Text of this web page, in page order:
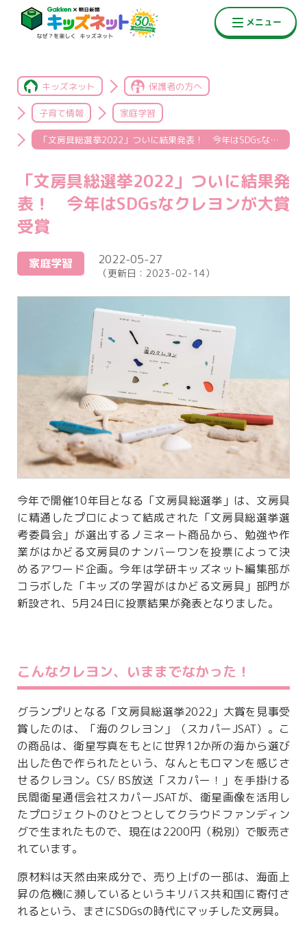
キッズネット 保護者の方へ
子育て情報 家庭学習
「文房具総選挙2022」ついに結果発表！ 今年はSDGsなクレヨンが大賞受賞
「文房具総選挙2022」ついに結果発
表！ 今年はSDGsなクレヨンが大賞
受賞
家庭学習 2022-05-27
（更新日： 2023-02-14）
今年で開催10年目となる「文房具総選挙」は、文房具
に精通したプロによって結成された「文房具総選挙選
考委員会」が選出するノミネート商品から、勉強や作
業がはかどる文房具のナンバーワンを投票によって決
めるアワード企画。今年は学研キッズネット編集部が
コラボした「キッズの学習がはかどる文房具」部門が
新設され、5月24日に投票結果が発表となりました。
こんなクレヨン、いままでなかった！
グランプリとなる「文房具総選挙2022」大賞を見事受
賞したのは、「海のクレヨン」（スカパーJSAT）。こ
の商品は、衛星写真をもとに世界12か所の海から選び
出した色で作られたという、なんともロマンを感じさ
せるクレヨン。CS/ BS放送「スカパー！」を手掛ける
民間衛星通信会社スカパーJSATが、衛星画像を活用し
たプロジェクトのひとつとしてクラウドファンディン
グで生まれたもので、現在は2200円（税別）で販売さ
れています。
原材料は天然由来成分で、売り上げの一部は、海面上
昇の危機に瀕しているというキリバス共和国に寄付さ
れるという、まさにSDGsの時代にマッチした文房具。